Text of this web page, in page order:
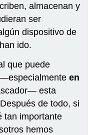
almacenan y
ser
dispositivo de
ido.
que puede
—especialmenteen
esta
de todo, si
tan importante
hemos